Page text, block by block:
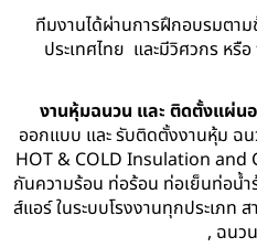
ทีมงานได้ผ่านการฝึกอบรมตา
ประเทศไทย และมีวิศวกร หรื
งานหุ้มฉนวน และ ติดตั้งแผ่น
ออกแบบ และ รับติดตั้งงานหุ้ม ฉ
HOT & COLD Insulation and
กันความร้อน ท่อร้อน ท่อเย็นท่อน้
ส์แอร์ ในระบบโรงงานทุกประเภท
, ฉนว